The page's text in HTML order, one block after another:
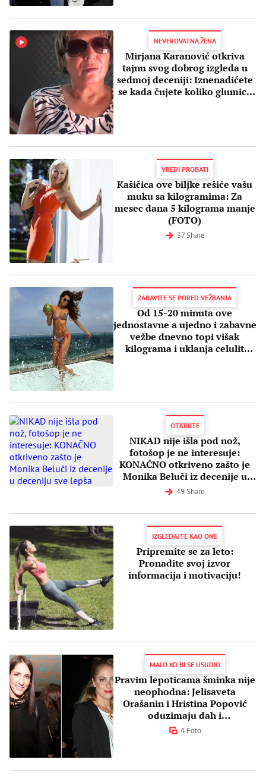
NEVEROVATNA ŽENA
Mirjana Karanović otkriva
tajnu svog dobrog izgleda u
sedmoj deceniji: Iznenadićete
se kada čujete koliko glumica
VREDI PROBATI
Kašičica ove biljke rešiće vašu
muku sa kilogramima: Za
mesec dana 5 kilograma manje
(FOTO)
37 Share
ZABAVITE SE PORED VEŽBANJA
Od 15-20 minuta ove
jednostavne a ujedno i zabavne
vežbe dnevno topi višak
kilograma i uklanja celulit
OTKRIJTE
NIKAD nije išla pod nož,
fotošop je ne interesuje:
KONAČNO otkriveno zašto je
Monika Beluči iz decenije u
deceniju sve lepša
49 Share
IZGLEDAJTE KAO ONE
Pripremite se za leto:
Pronađite svoj izvor
informacija i motivaciju!
MALO KO BI SE USUDIO
Pravim lepoticama šminka nije
neophodna: Jelisaveta
Orašanin i Hristina Popović
oduzimaju dah i
NEVEROVATNIM PODVIGOM i
4 Foto